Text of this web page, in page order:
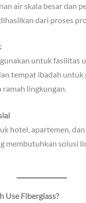
air skala besar dan
dari proses
untuk fasilitas
tempat ibadah untuk
ramah lingkungan.
hotel, apartemen,
membutuhkan solusi
Use Fiberglass?